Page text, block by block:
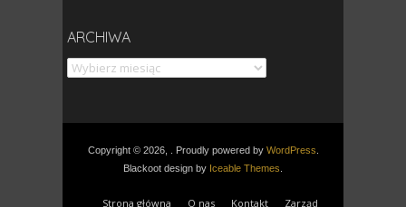
ARCHIWA
Archiwa
Copyright © 2026, . Proudly powered by WordPress
Blackoot design by Iceable Themes
Strona główna O nas Kontakt Zarząd